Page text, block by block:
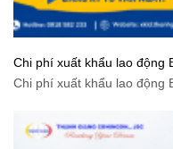
Chi phí xuất khẩu lao động
Chi phí xuất khẩu lao động